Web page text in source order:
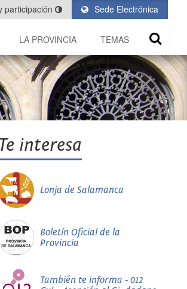
Sede Electrónica
participación
LA PROVINCIA TEMAS
interesa
Lonja de Salamanca
Boletín Oficial de la
Provincia
También te informa - 012